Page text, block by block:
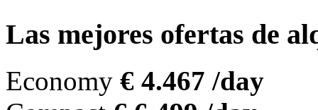
Las mejores ofertas de
Economy € 4.467 /day